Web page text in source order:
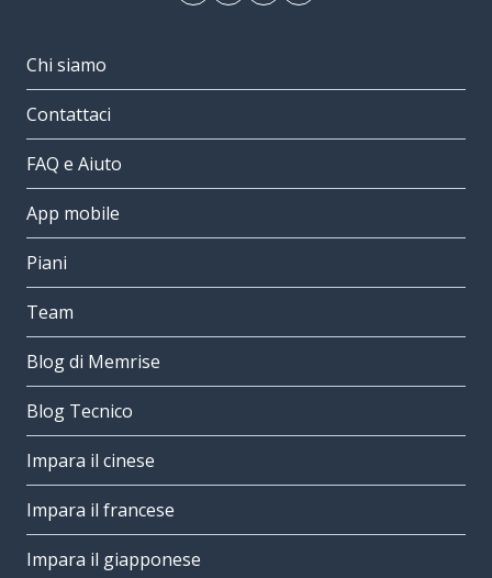
Chi siamo
Contattaci
FAQ e Aiuto
App mobile
Piani
Team
Blog di Memrise
Blog Tecnico
Impara il cinese
Impara il francese
Impara il giapponese